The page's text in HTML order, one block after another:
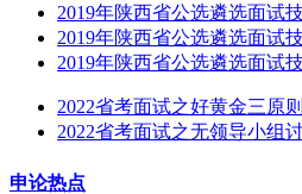
2019年陕西省公选遴选面试
2019年陕西省公选遴选面试
2019年陕西省公选遴选面试
2022省考面试之好黄金三原
2022省考面试之无领导小组
申论热点